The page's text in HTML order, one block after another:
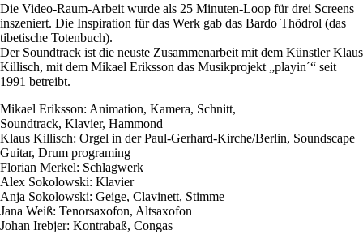
Die Video-Raum-Arbeit wurde als 25 Minuten-Loop für drei Screens
inszeniert. Die Inspiration für das Werk gab das Bardo Thödrol (das
tibetische Totenbuch).
Der Soundtrack ist die neuste Zusammenarbeit mit dem Künstler Klaus
Killisch, mit dem Mikael Eriksson das Musikprojekt „playin´“ seit
1991 betreibt.
Mikael Eriksson: Animation, Kamera, Schnitt,
Soundtrack, Klavier, Hammond
Klaus Killisch: Orgel in der Paul-Gerhard-Kirche/Berlin, Soundscape
Guitar, Drum programing
Florian Merkel: Schlagwerk
Alex Sokolowski: Klavier
Anja Sokolowski: Geige, Clavinett, Stimme
Jana Weiß: Tenorsaxofon, Altsaxofon
Johan Irebjer: Kontrabaß, Congas